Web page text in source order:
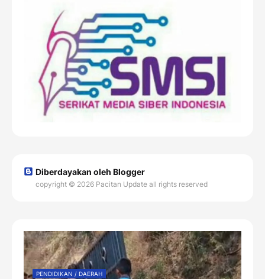
Diberdayakan oleh Blogger
copyright © 2026 Pacitan Update all rights reserved
PENDIDIKAN / DAERAH